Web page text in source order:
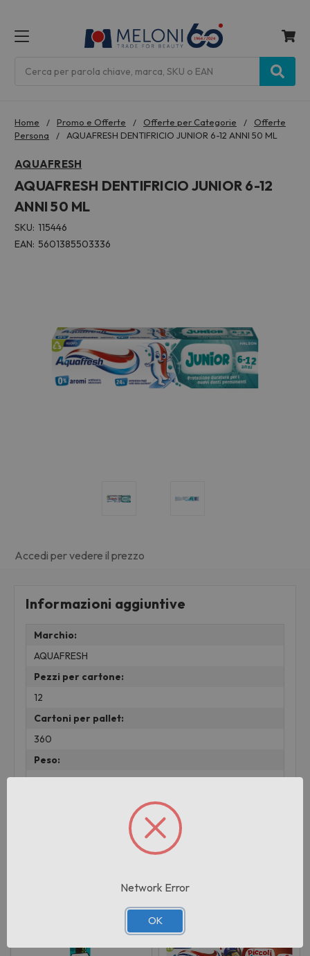
Home Promo e Offerte Offerte per Categorie
Offerte
Persona
AQUAFRESH DENTIFRICIO JUNIOR 6-12 ANNI 50 ML
AQUAFRESH
AQUAFRESH DENTIFRICIO JUNIOR 6-12
ANNI 50 ML
SKU: 115446
EAN: 5601385503336
Accedi per vedere il prezzo
Informazioni aggiuntive
Marchio:
AQUAFRESH
Pezzi per cartone:
12
Cartoni per pallet:
360
Peso:
0.08 KG
Prodotti correlati
Network Error
OK